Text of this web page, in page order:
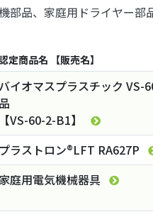
部品、家庭用ドライヤー部
定商品名 【販売名】
バイオマスプラスチック VS-
品
【VS-60-2-B1】
プラストロン®LFT RA627P
家庭用電気機械器具